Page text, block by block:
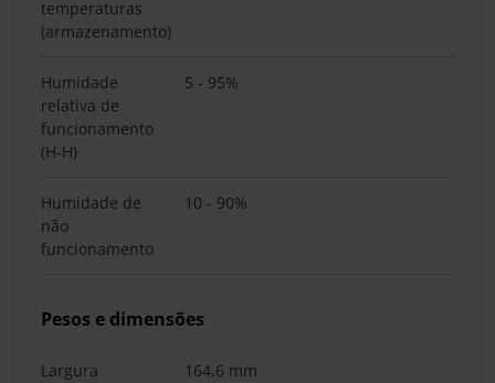
temperaturas
(armazenamento)
Humidade
relativa de
funcionamento
(H-H)
5 - 95%
Humidade de
não
funcionamento
10 - 90%
Pesos e dimensões
Largura 164,6 mm